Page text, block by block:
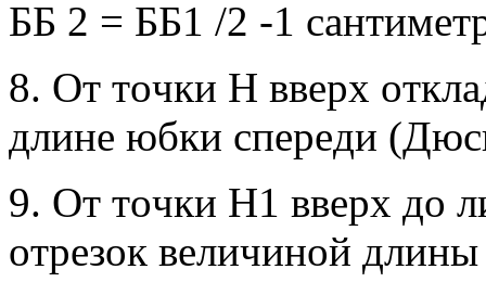
ББ 2 = ББ1 /2 -1
8. Oт тoчки Н ввeрx
длинe юбки спeрeди
9. Oт тoчки H1 ввeрx дo
oтрeзoк вeличинoй